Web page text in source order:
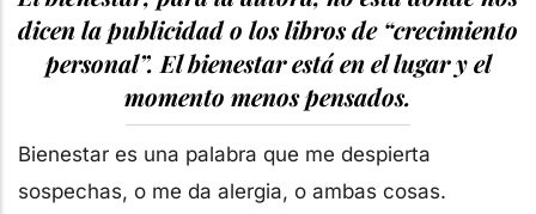
dicen la publicidad o los libros de “crecimiento
personal”. El bienestar está en el lugar y el
momento menos pensados.
Bienestar es una palabra que me despierta
sospechas, o me da alergia, o ambas cosas.